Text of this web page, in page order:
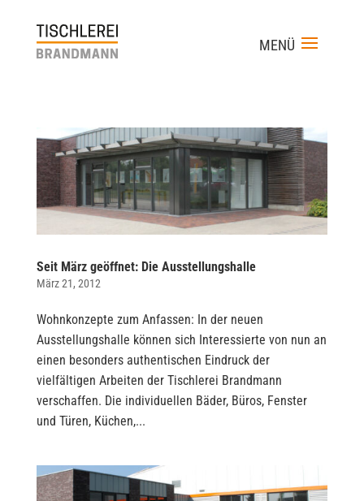
Seit März geöffnet: Die Ausstellungshalle
März 21, 2012
Wohnkonzepte zum Anfassen: In der neuen
Ausstellungshalle können sich Interessierte von nun an
einen besonders authentischen Eindruck der
vielfältigen Arbeiten der Tischlerei Brandmann
verschaffen. Die individuellen Bäder, Büros, Fenster
und Türen, Küchen,...